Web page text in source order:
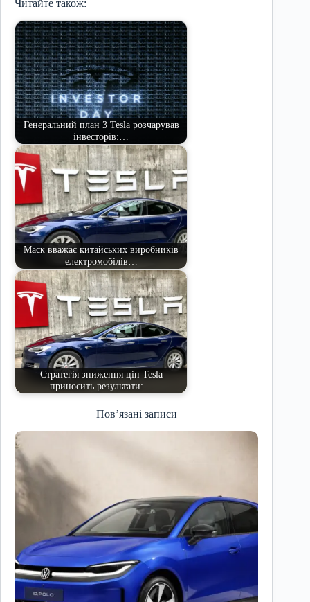
Читайте також:
Генеральний план 3 Tesla розчарував
інвесторів:…
Маск вважає китайських виробників
електромобілів…
Стратегія зниження цін Tesla
приносить результати:…
Пов’язані записи